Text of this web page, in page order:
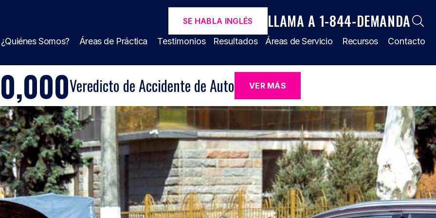
SE HABLA INGLÉS LLAMA A 1-844-DEMANDA
¿Quiénes Somos? Áreas de Práctica Testimonios Resultados Áreas de Servicio Recursos Contacto
Veredicto de Accidente de Auto VER MÁS